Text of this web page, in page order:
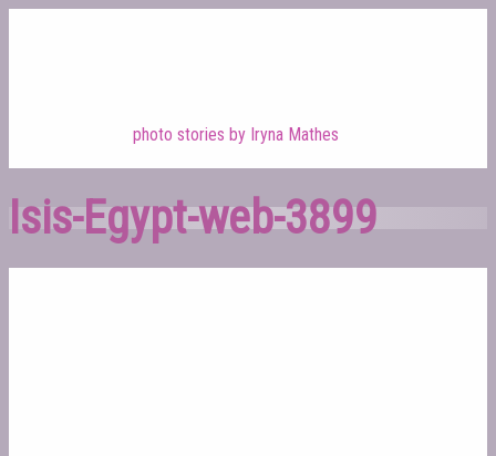
photo stories by Iryna Mathes
Isis-Egypt-web-3899